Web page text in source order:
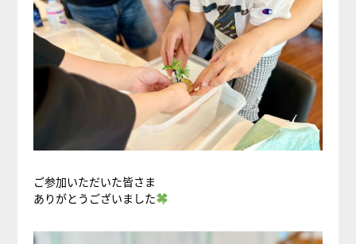
ご参加いただいた皆さま
ありがとうございました